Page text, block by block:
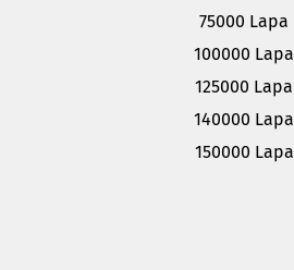
75000 Lapa
100000 Lapa
125000 Lapa
140000 Lapa
150000 Lapa